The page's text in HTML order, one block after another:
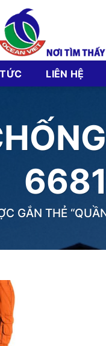
LIÊN HỆ
GẮN THẺ